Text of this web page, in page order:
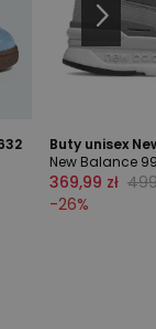
Buty unisex
New Balance
369,99 zł
-26%